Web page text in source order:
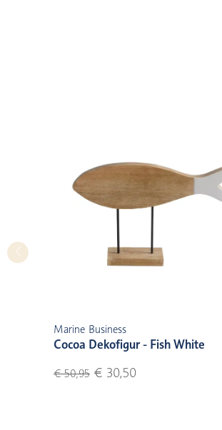
Marine Business
Cocoa Dekofigur - Fish White
€ 50,95 € 30,50